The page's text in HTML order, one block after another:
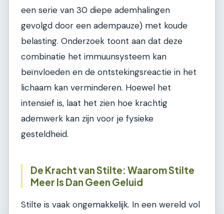
een serie van 30 diepe ademhalingen
gevolgd door een adempauze) met koude
belasting. Onderzoek toont aan dat deze
combinatie het immuunsysteem kan
beïnvloeden en de ontstekingsreactie in het
lichaam kan verminderen. Hoewel het
intensief is, laat het zien hoe krachtig
ademwerk kan zijn voor je fysieke
gesteldheid.
De Kracht van Stilte: Waarom Stilte
Meer Is Dan Geen Geluid
Stilte is vaak ongemakkelijk. In een wereld vol